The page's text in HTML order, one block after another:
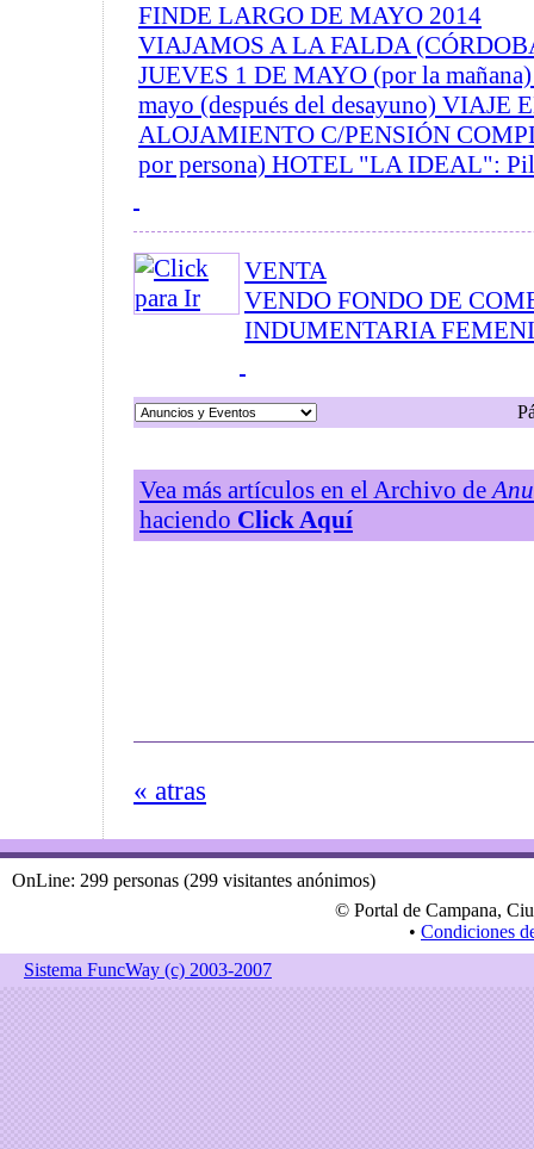
FINDE LARGO DE MAYO 2014
VIAJAMOS A LA FALDA
JUEVES 1 DE MAYO (por la
mayo (después del desayuno) VIAJE
ALOJAMIENTO C/PENSIÓN
por persona) HOTEL "LA IDEAL":
VENTA
VENDO FONDO DE
INDUMENTARIA
Vea más artículos en el Archivo de
haciendo Click Aquí
« atras
OnLine: 299 personas (299 visitantes anónimos)
© Portal de Campana,
• Condiciones
Sistema FuncWay (c) 2003-2007